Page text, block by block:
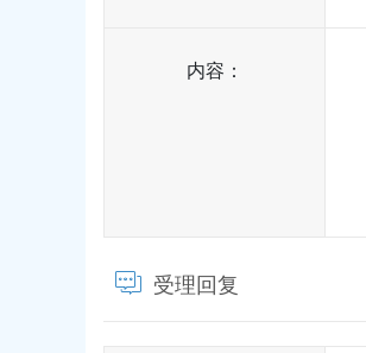
内容：
受理回复